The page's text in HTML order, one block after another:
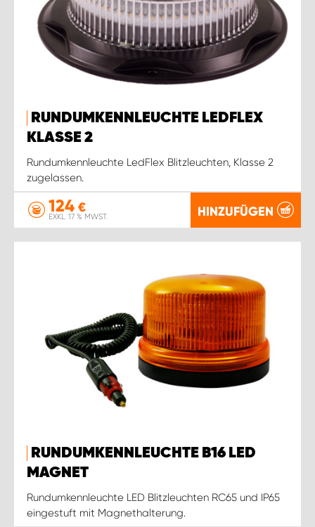
RUNDUMKENNLEUCHTE LEDFLEX
KLASSE 2
Rundumkennleuchte LedFlex Blitzleuchten, Klasse 2
zugelassen.
124 €
EXKL. 17 % MWST. HINZUFÜGEN
RUNDUMKENNLEUCHTE B16 LED
MAGNET
Rundumkennleuchte LED Blitzleuchten RC65 und IP65
eingestuft mit Magnethalterung.